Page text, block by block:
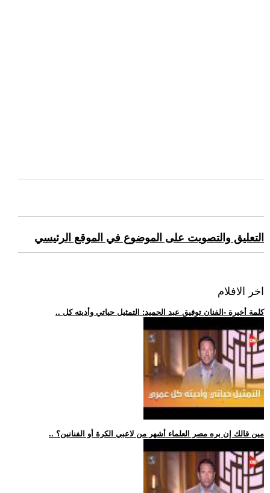
التعليق والتصويت على الموضوع في الموقع الرئيسي
اخر الافلام
.. كلمة أخيرة -الفنان توفيق عبد الحميد: التمثيل حياتي وأديته كل
.. مين قالك إن بره مصر العلماء أشهر من لاعبي الكرة أو الفنانين؟